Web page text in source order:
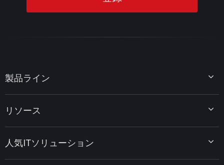
製品ライン
MiniTool Power Data Recovery
MiniTool PDF Editor
MiniTool MovieMaker
リソース
データ復元ヒント
人気ITソリューション